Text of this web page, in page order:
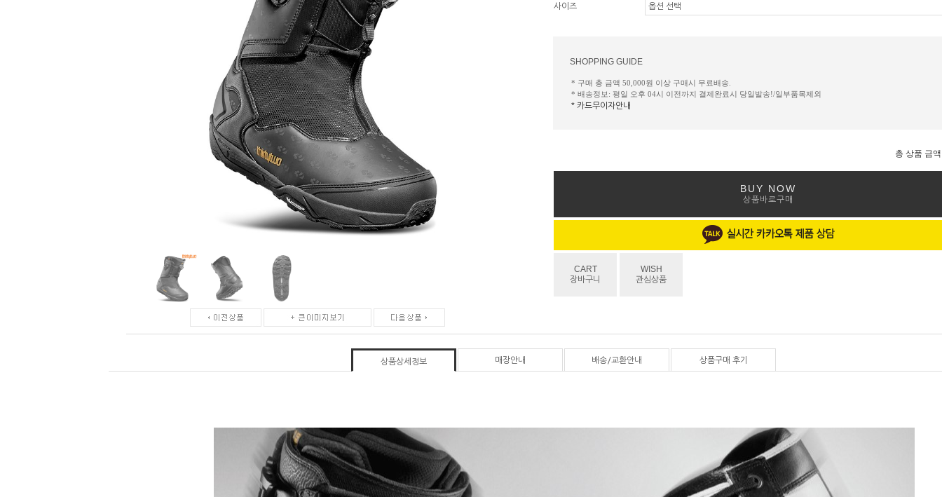
사이즈
SHOPPING GUIDE
* 구매 총 금액 50,000원 이상 구매시 무료배송.
* 배송정보: 평일 오후 04시 이전까지 결제완료시 당일발송!/일부품목제외
* 카드무이자안내
총 상품 금액
BUY NOW
상품바로구매
CART
장바구니
WISH
관심상품
상품상세정보 매장안내 배송/교환안내 상품구매 후기